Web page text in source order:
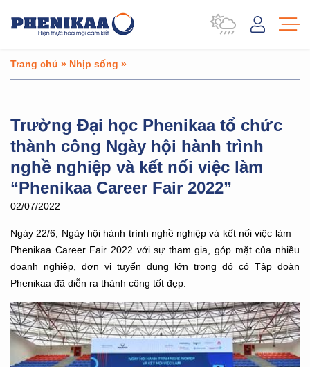
Trang chủ » Nhịp sống »
Trường Đại học Phenikaa tổ chức
thành công Ngày hội hành trình
nghề nghiệp và kết nối việc làm
“Phenikaa Career Fair 2022”
02/07/2022
Ngày 22/6, Ngày hội hành trình nghề nghiệp và kết nối việc làm –
Phenikaa Career Fair 2022 với sự tham gia, góp mặt của nhiều
doanh nghiệp, đơn vị tuyển dụng lớn trong đó có Tập đoàn
Phenikaa đã diễn ra thành công tốt đẹp.